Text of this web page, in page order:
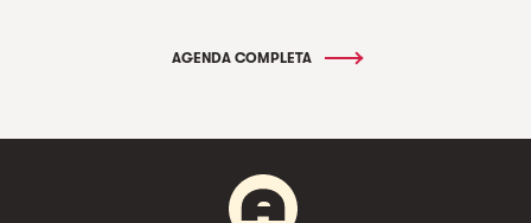
AGENDA COMPLETA